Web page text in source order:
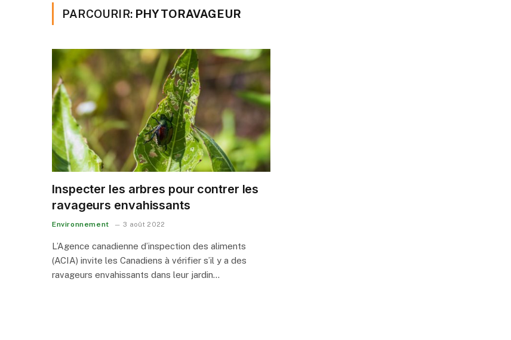
PARCOURIR: PHYTORAVAGEUR
Inspecter les arbres pour contrer les
ravageurs envahissants
Environnement 3 août 2022
L’Agence canadienne d’inspection des aliments
(ACIA) invite les Canadiens à vérifier s’il y a des
ravageurs envahissants dans leur jardin…